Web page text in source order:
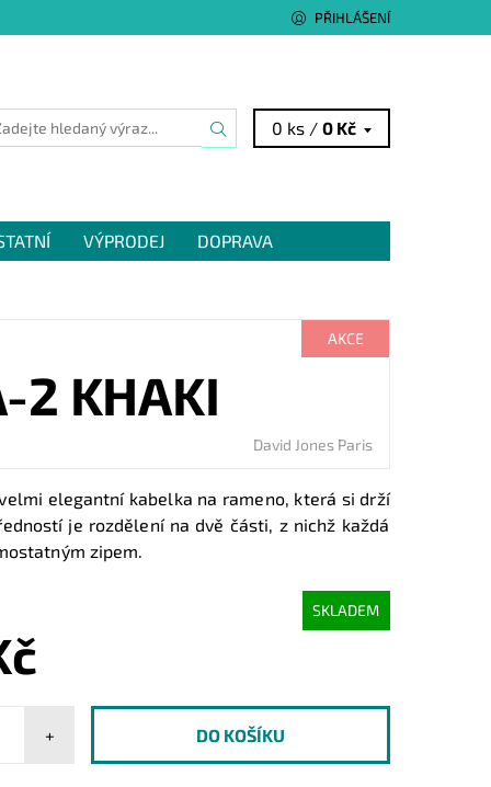
PŘIHLÁŠENÍ
0 ks /0 Kč
VÝPRODEJ DOPRAVA
AKCE
2 KHAKI
David Jones Paris
elegantní kabelka na rameno, která si drží
je rozdělení na dvě části, z nichž každá
zipem.
SKLADEM
+